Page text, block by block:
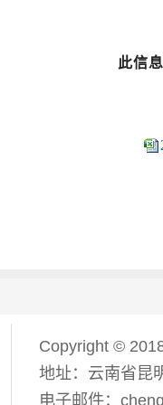
此信
Copyright ©
地址：云南省昆
电子邮件：